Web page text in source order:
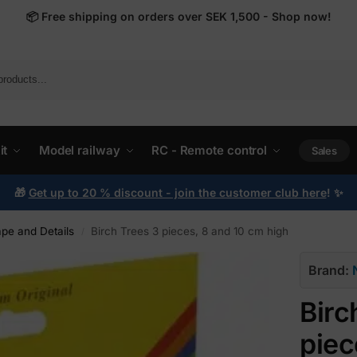
📦 Free shipping on orders over SEK 1,500 - Shop now!
Model railway RC - Remote control Sales
🎁 Get up to 20 % discount - join the customer club here! ✨
and Details Birch Trees 3 pieces, 8 and 10 cm high
Brand: